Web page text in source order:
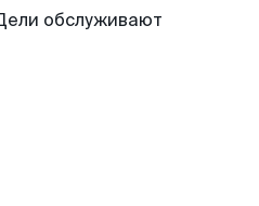
обслуживают